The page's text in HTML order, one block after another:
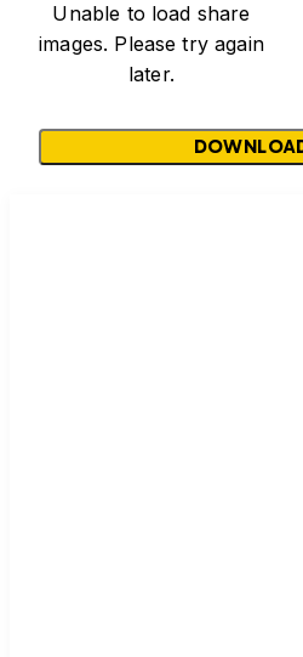
Unable to load share
images. Please try again
later.